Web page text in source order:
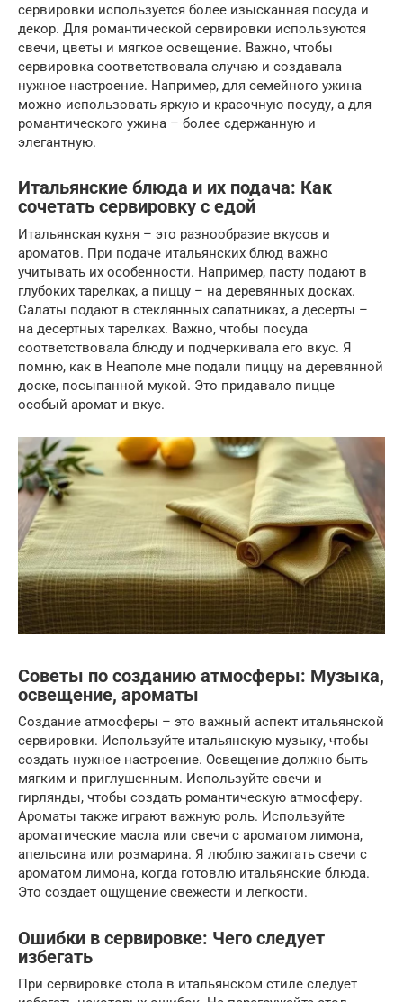
сервировки используется более изысканная посуда и
декор. Для романтической сервировки используются
свечи, цветы и мягкое освещение. Важно, чтобы
сервировка соответствовала случаю и создавала
нужное настроение. Например, для семейного ужина
можно использовать яркую и красочную посуду, а для
романтического ужина – более сдержанную и
элегантную.
Итальянские блюда и их подача: Как
сочетать сервировку с едой
Итальянская кухня – это разнообразие вкусов и
ароматов. При подаче итальянских блюд важно
учитывать их особенности. Например, пасту подают в
глубоких тарелках, а пиццу – на деревянных досках.
Салаты подают в стеклянных салатниках, а десерты –
на десертных тарелках. Важно, чтобы посуда
соответствовала блюду и подчеркивала его вкус. Я
помню, как в Неаполе мне подали пиццу на деревянной
доске, посыпанной мукой. Это придавало пицце
особый аромат и вкус.
Советы по созданию атмосферы: Музыка,
освещение, ароматы
Создание атмосферы – это важный аспект итальянской
сервировки. Используйте итальянскую музыку, чтобы
создать нужное настроение. Освещение должно быть
мягким и приглушенным. Используйте свечи и
гирлянды, чтобы создать романтическую атмосферу.
Ароматы также играют важную роль. Используйте
ароматические масла или свечи с ароматом лимона,
апельсина или розмарина. Я люблю зажигать свечи с
ароматом лимона, когда готовлю итальянские блюда.
Это создает ощущение свежести и легкости.
Ошибки в сервировке: Чего следует
избегать
При сервировке стола в итальянском стиле следует